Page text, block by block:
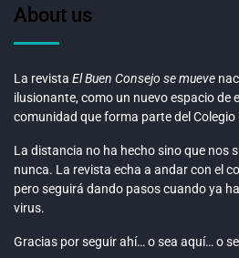
About us
La revista El Buen Consejo se mueve
ilusionante, como un nuevo espacio de
comunidad que forma parte del Colegio
La distancia no ha hecho sino que nos
nunca. La revista echa a andar con el
pero seguirá dando pasos cuando ya
virus.
Gracias por seguir ahí… o sea aquí… o